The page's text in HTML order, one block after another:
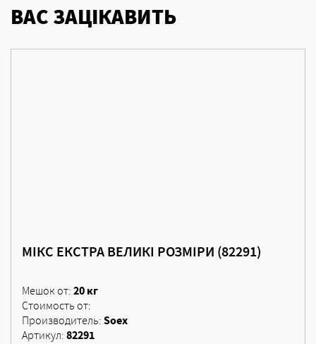
ВАС ЗАЦІКАВИТЬ
МІКС ЕКСТРА ВЕЛИКІ РОЗМІРИ (82291)
Мешок от: 20 кг
Стоимость от:
Производитель: Soex
Артикул: 82291